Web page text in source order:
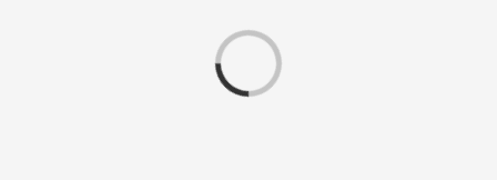
Loading...